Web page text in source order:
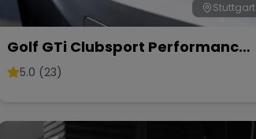
Stuttgart
Golf GTi Clubsport Performance
Paket
5.0 (23)